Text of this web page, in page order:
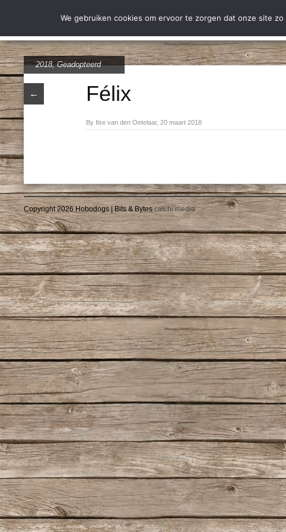
Wie zijn wij Over Stichting
←
2018,Geadopteerd
Félix
By Ilse van den Oetelaar, 20 maart 2018
Copyright 2026 Hobodogs | Bits & Bytescatchi media
We gebruiken cookies om ervoor te zorgen dat onze site